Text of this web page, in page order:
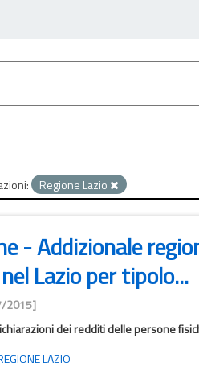
Regione Lazio
- Addizionale
Lazio per tipolo...
2015]
dei redditi delle persone
LAZIO